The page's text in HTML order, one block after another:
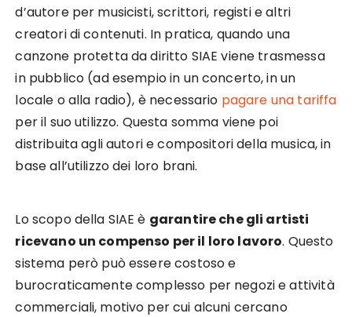
d’autore per musicisti, scrittori, registi e altri
creatori di contenuti. In pratica, quando una
canzone protetta da diritto SIAE viene trasmessa
in pubblico (ad esempio in un concerto, in un
locale o alla radio), è necessario pagare una tariffa
per il suo utilizzo. Questa somma viene poi
distribuita agli autori e compositori della musica, in
base all’utilizzo dei loro brani.
Lo scopo della SIAE è garantire che gli artisti
ricevano un compenso per il loro lavoro. Questo
sistema però può essere costoso e
burocraticamente complesso per negozi e attività
commerciali, motivo per cui alcuni cercano